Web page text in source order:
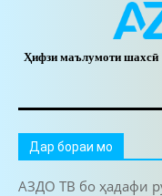
Ҳифзи маълумоти шахсӣ
Дар бораи мо
АЗДО ТВ бо ҳадафи